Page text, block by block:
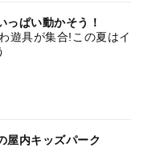
っぱい動かそう！
遊具が集合!この夏はイ
屋内キッズパーク